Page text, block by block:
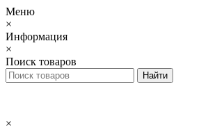
Меню
×
Информация
×
Поиск товаров
×